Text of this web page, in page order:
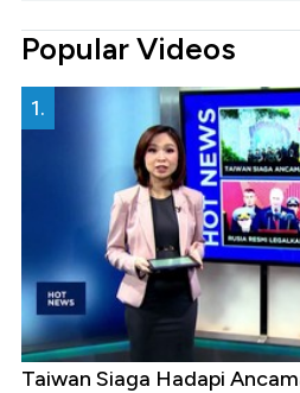
Popular Videos
1.
Taiwan Siaga Hadapi